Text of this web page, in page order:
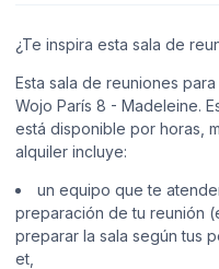
¿Te inspira esta sala de
Esta sala de reuniones
Wojo París 8 - Madeleine.
está disponible por horas,
alquiler incluye:
un equipo que te
preparación de tu reunión
preparar la sala según tus
et,